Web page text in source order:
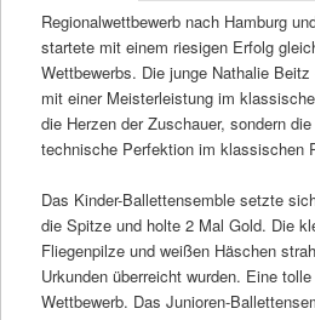
Regionalwettbewerb nach Hamburg
startete mit einem riesigen Erfolg
Wettbewerbs. Die junge Nathalie
mit einer Meisterleistung im
die Herzen der Zuschauer, sondern
technische Perfektion im klassischen
Das Kinder-Ballettensemble setzte
die Spitze und holte 2 Mal Gold. Die
Fliegenpilze und weißen Häschen
Urkunden überreicht wurden. Eine
Wettbewerb. Das Junioren-